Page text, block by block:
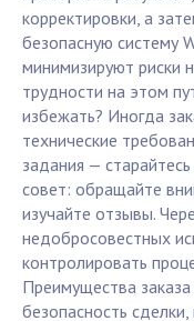
корректировки, а
безопасную систему
минимизируют риски
трудности на этом
избежать? Иногда
технические
задания —
совет: обращайте
изучайте отзывы.
недобросовестных
контролировать
Преимущества
безопасность